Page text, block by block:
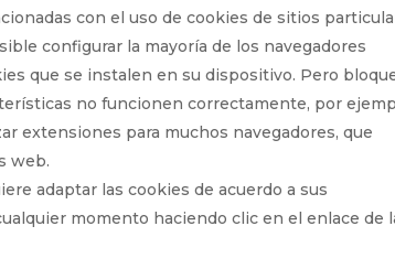
con el uso de cookies de sitios
configurar la mayoría de los navegadores
que se instalen en su dispositivo. Pero
no funcionen correctamente, por
extensiones para muchos navegadores, que
web.
adaptar las cookies de acuerdo a sus
momento haciendo clic en el enlace de